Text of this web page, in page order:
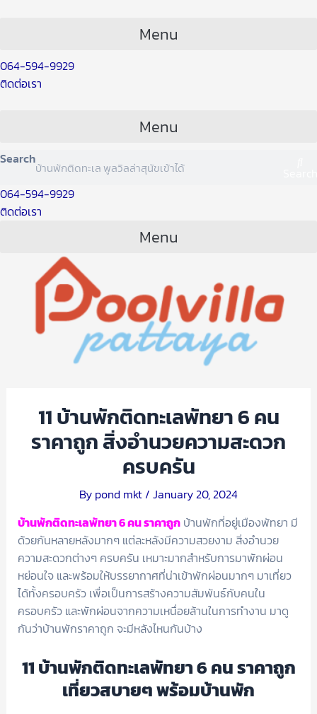
Menu
064-594-9929
ติดต่อเรา
Menu
Search
064-594-9929
ติดต่อเรา
Menu
11 บ้านพักติดทะเลพัทยา 6 คน
ราคาถูก สิ่งอำนวยความสะดวก
ครบครัน
By pond mkt / January 20, 2024
บ้านพักติดทะเลพัทยา 6 คน ราคาถูกบ้านพักที่อยู่เมืองพัทยา มี
ด้วยกันหลายหลังมากๆ แต่ละหลังมีความสวยงาม สิ่งอำนวย
ความสะดวกต่างๆ ครบครัน เหมาะมากสำหรับการมาพักผ่อน
หย่อนใจ และพร้อมให้บรรยากาศที่น่าเข้าพักผ่อนมากๆ มาเที่ยว
ได้ทั้งครอบครัว เพื่อเป็นการสร้างความสัมพันธ์กับคนใน
ครอบครัว และพักผ่อนจากความเหนื่อยล้านในการทำงาน มาดู
กันว่าบ้านพักราคาถูก จะมีหลังไหนกันบ้าง
11 บ้านพักติดทะเลพัทยา 6 คน ราคาถูก
เที่ยวสบายๆ พร้อมบ้านพัก